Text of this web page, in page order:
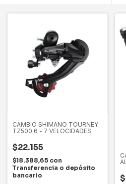
CAMBIO SHIMANO TOURNEY
TZ500 6 - 7 VELOCIDADES
$22.155
$18.388,65 con
Transferencia o depósito
bancario